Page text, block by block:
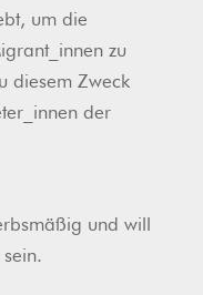
um die
zu
diesem Zweck
der
und will